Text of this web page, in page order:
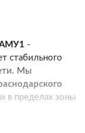
АМУ1 -
стабильного
Мы
в пределах зоны